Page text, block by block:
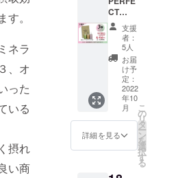
。
ネラ
、オ
った
いる
摂れ
い商
量ス
プーン
１個 サ
イト内
で、
OEM製
造フル
カスタ
ムやAI
診断か
ら商品
をご選
CT
PROTEI
N（750
g）ー３
か月
分ーサ
イト内
選択引
換券 ⇨
任意の
商品を
サイト
からお
選びい
支援
者：
5人
お届
け予
定：
2022
年10
月
詳細を見る
こ
の
リ
タ
ー
ン
を
選
択
す
る